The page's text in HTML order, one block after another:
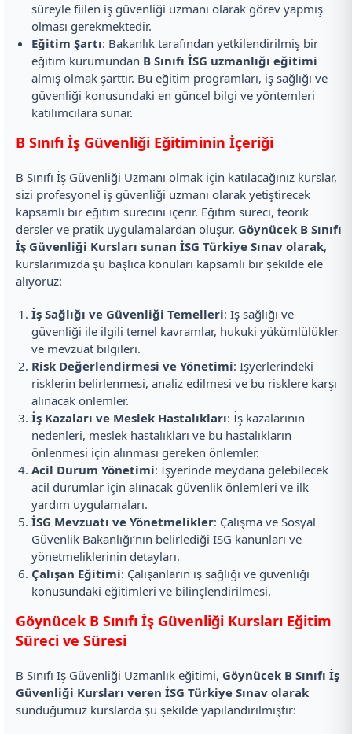
süreyle fiilen iş güvenliği uzmanı olarak görev yapmış
olması gerekmektedir.
Eğitim Şartı: Bakanlık tarafından yetkilendirilmiş bir
eğitim kurumundan B Sınıfı İSG uzmanlığı eğitimi
almış olmak şarttır. Bu eğitim programları, iş sağlığı ve
güvenliği konusundaki en güncel bilgi ve yöntemleri
katılımcılara sunar.
B Sınıfı İş Güvenliği Eğitiminin İçeriği
B Sınıfı İş Güvenliği Uzmanı olmak için katılacağınız kurslar,
sizi profesyonel iş güvenliği uzmanı olarak yetiştirecek
kapsamlı bir eğitim sürecini içerir. Eğitim süreci, teorik
dersler ve pratik uygulamalardan oluşur. Göynücek B Sınıfı
İş Güvenliği Kursları sunan İSG Türkiye Sınav olarak,
kurslarımızda şu başlıca konuları kapsamlı bir şekilde ele
alıyoruz:
İş Sağlığı ve Güvenliği Temelleri: İş sağlığı ve
güvenliği ile ilgili temel kavramlar, hukuki yükümlülükler
ve mevzuat bilgileri.
Risk Değerlendirmesi ve Yönetimi: İşyerlerindeki
risklerin belirlenmesi, analiz edilmesi ve bu risklere karşı
alınacak önlemler.
İş Kazaları ve Meslek Hastalıkları: İş kazalarının
nedenleri, meslek hastalıkları ve bu hastalıkların
önlenmesi için alınması gereken önlemler.
Acil Durum Yönetimi: İşyerinde meydana gelebilecek
acil durumlar için alınacak güvenlik önlemleri ve ilk
yardım uygulamaları.
İSG Mevzuatı ve Yönetmelikler: Çalışma ve Sosyal
Güvenlik Bakanlığı’nın belirlediği İSG kanunları ve
yönetmeliklerinin detayları.
Çalışan Eğitimi: Çalışanların iş sağlığı ve güvenliği
konusundaki eğitimleri ve bilinçlendirilmesi.
Göynücek B Sınıfı İş Güvenliği Kursları Eğitim
Süreci ve Süresi
B Sınıfı İş Güvenliği Uzmanlık eğitimi, Göynücek B Sınıfı İş
Güvenliği Kursları veren İSG Türkiye Sınav olarak
sunduğumuz kurslarda şu şekilde yapılandırılmıştır: